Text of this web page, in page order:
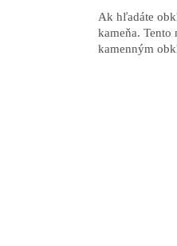
Ak hľadáte
kameňa. Tento
kamenným